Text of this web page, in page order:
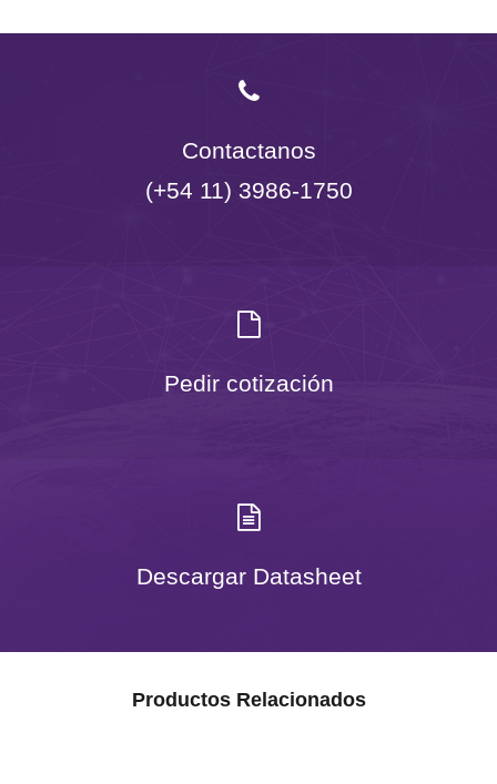
Contactanos
(+54 11) 3986-1750
Pedir cotización
Descargar Datasheet
Productos Relacionados